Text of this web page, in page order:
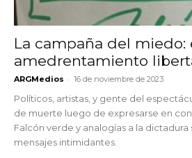
La campaña del miedo:
amedrentamiento
ARGMedios - 16 de noviembre de 2023
Políticos, artistas, y gente del
de muerte luego de expresarse en
Falcón verde y analogías a la
mensajes intimidantes.